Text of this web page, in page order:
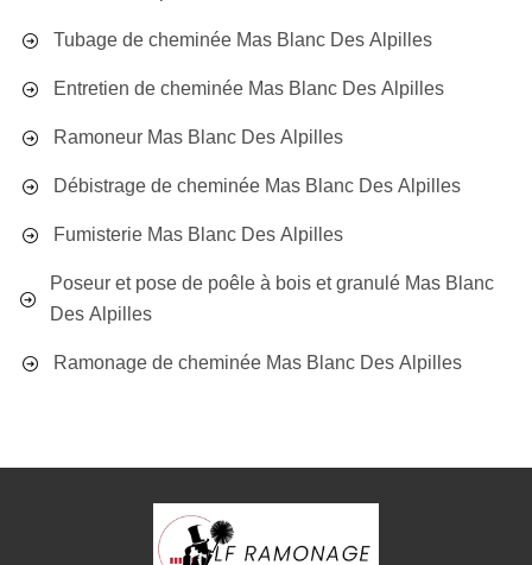
Tubage de cheminée Mas Blanc Des Alpilles
Entretien de cheminée Mas Blanc Des Alpilles
Ramoneur Mas Blanc Des Alpilles
Débistrage de cheminée Mas Blanc Des Alpilles
Fumisterie Mas Blanc Des Alpilles
Poseur et pose de poêle à bois et granulé Mas Blanc
Des Alpilles
Ramonage de cheminée Mas Blanc Des Alpilles